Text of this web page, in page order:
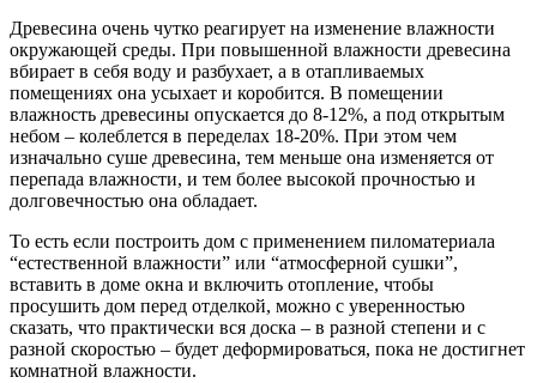
Древесина очень чутко реагирует на изменение влажности
окружающей среды. При повышенной влажности древесина
вбирает в себя воду и разбухает, а в отапливаемых
помещениях она усыхает и коробится. В помещении
влажность древесины опускается до 8-12%, а под открытым
небом – колеблется в переделах 18-20%. При этом чем
изначально суше древесина, тем меньше она изменяется от
перепада влажности, и тем более высокой прочностью и
долговечностью она обладает.
То есть если построить дом с применением пиломатериала
“естественной влажности” или “атмосферной сушки”,
вставить в доме окна и включить отопление, чтобы
просушить дом перед отделкой, можно с уверенностью
сказать, что практически вся доска – в разной степени и с
разной скоростью – будет деформироваться, пока не достигнет
комнатной влажности.